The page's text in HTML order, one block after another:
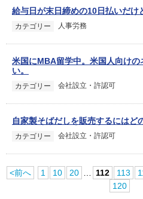
給与日が末日締めの10日払いだけ
カテゴリー 人事労務
米国にMBA留学中。米国人向け
い。
カテゴリー 会社設立・許認可
自家製そばだしを販売するにはど
カテゴリー 会社設立・許認可
<前へ 1 10 20 112 113
120